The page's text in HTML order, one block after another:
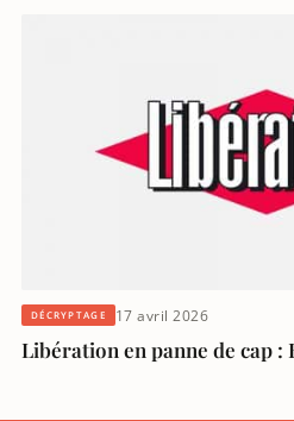
DÉCRYPTAGE 17 avril 2026
Libération en panne de cap :